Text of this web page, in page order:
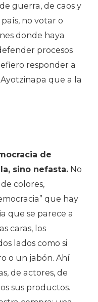
guerra, de caos y
no votar o
donde haya
procesos
responder a
que a la
de
sino nefasta. No
colores,
que hay
que se parece a
caras, los
lados como si
o un jabón. Ahí
de actores, de
sus productos.